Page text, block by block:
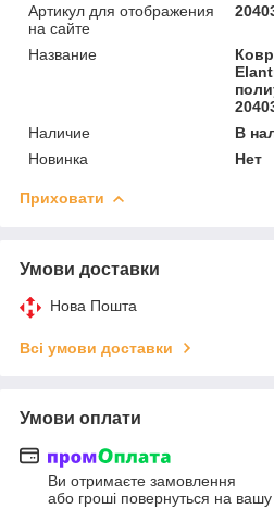
Артикул для отображения
на сайте
Название
Наличие
В
Новинка
Нет
Приховати
Умови доставки
Нова Пошта
Всі умови доставки
Умови оплати
Ви отримаєте замовлення
або гроші повернуться на вашу